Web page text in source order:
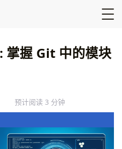
握 Git 中的模块
预计阅读 3 分钟